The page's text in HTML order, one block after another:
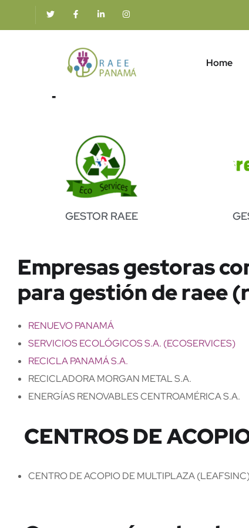
Home
Empresas aliadas
GESTOR RAEE
Empresas gestoras
para gestión de raee
RENUEVO PANAMÁ
SERVICIOS ECOLÓGICOS S.A. (ECOSERVICES)
RECICLA PANAMÁ S.A.
RECICLADORA MORGAN METAL S.A.
ENERGÍAS RENOVABLES CENTROAMÉRICA S.A.
CENTROS DE
CENTRO DE ACOPIO DE MULTIPLAZA